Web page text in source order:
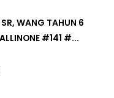
WANG TAHUN 6
#141 #...